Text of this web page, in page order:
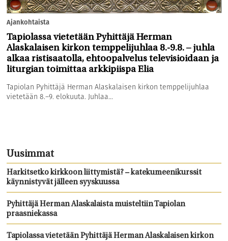
Ajankohtaista
Tapiolassa vietetään Pyhittäjä Herman
Alaskalaisen kirkon temppelijuhlaa 8.-9.8. – juhla
alkaa ristisaatolla, ehtoopalvelus televisioidaan ja
liturgian toimittaa arkkipiispa Elia
Tapiolan Pyhittäjä Herman Alaskalaisen kirkon temppelijuhlaa
vietetään 8.–9. elokuuta. Juhlaa...
Uusimmat
Harkitsetko kirkkoon liittymistä? – katekumeenikurssit
käynnistyvät jälleen syyskuussa
Pyhittäjä Herman Alaskalaista muisteltiin Tapiolan
praasniekassa
Tapiolassa vietetään Pyhittäjä Herman Alaskalaisen kirkon